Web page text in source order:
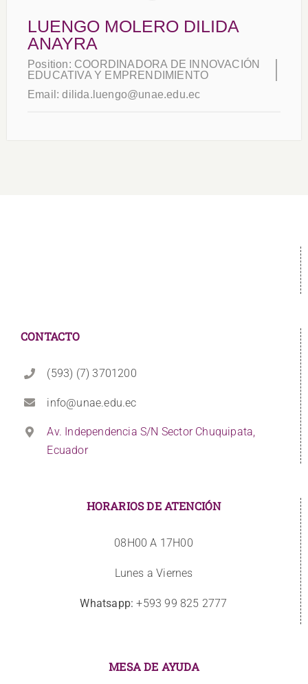
LUENGO MOLERO DILIDA
ANAYRA
Position: COORDINADORA DE INNOVACIÓN
EDUCATIVA Y EMPRENDIMIENTO
Email:dilida.luengo@unae.edu.ec
CONTACTO
(593) (7) 3701200
info@unae.edu.ec
Av. Independencia S/N Sector Chuquipata,
Ecuador
HORARIOS DE ATENCIÓN
08H00 A 17H00
Lunes a Viernes
Whatsapp: +593 99 825 2777
MESA DE AYUDA